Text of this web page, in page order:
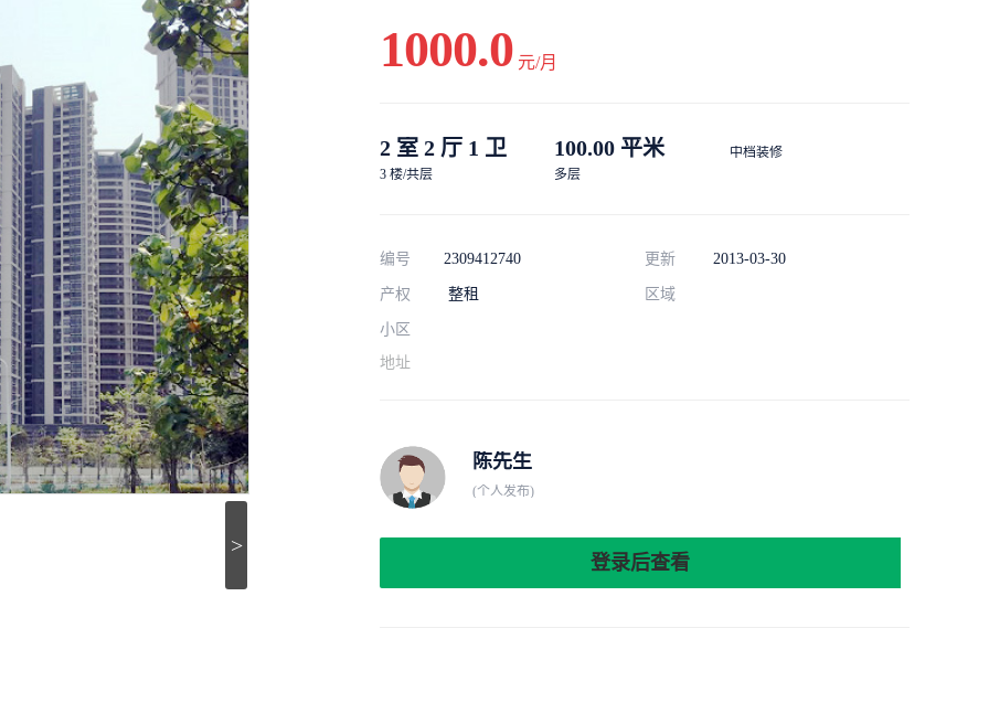
>
1000.0 元/月
2 室 2 厅 1 卫
3 楼/共层
100.00 平米
多层
中档装修
编号 2309412740 更新 2013-03-30
产权 整租 区域
小区
地址
陈先生
(个人发布)
登录后查看